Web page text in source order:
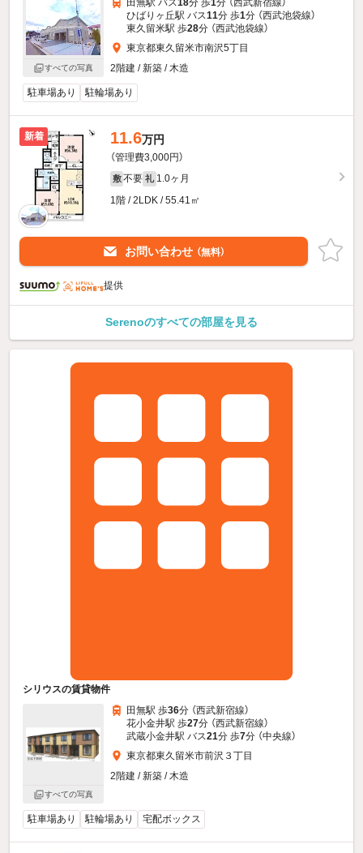
すべての写真
田無駅 バス18分 歩1分 （西武新宿線）
ひばりヶ丘駅 バス11分 歩1分 （西武池袋線）
東久留米駅 歩28分 （西武池袋線）
東京都東久留米市南沢5丁目
2階建 / 新築 / 木造
駐車場あり 駐輪場あり
新着 11.6万円
（管理費3,000円）
敷 不要 礼 1.0ヶ月
1階 / 2LDK / 55.41㎡
お問い合わせ （無料）
提供
Serenoのすべての部屋を見る
シリウスの賃貸物件
すべての写真
田無駅 歩36分 （西武新宿線）
花小金井駅 歩27分 （西武新宿線）
武蔵小金井駅 バス21分 歩7分 （中央線）
東京都東久留米市前沢３丁目
2階建 / 新築 / 木造
駐車場あり 駐輪場あり 宅配ボックス